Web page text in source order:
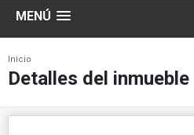
MENÚ
Inicio
Detalles del inmueble